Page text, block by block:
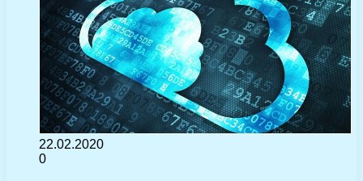
22.02.2020
0